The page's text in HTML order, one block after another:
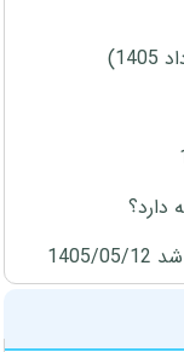
دارد؟
12